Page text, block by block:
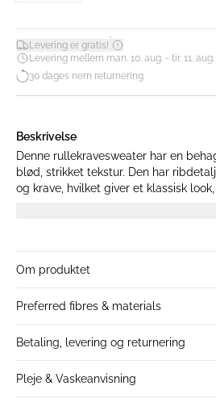
Levering er gratis!*
Levering mellem man. 10. aug. - tir. 11. aug.
30 dages nem returnering
Beskrivelse
Denne rullekravesweater har en
blød, strikket tekstur. Den har
og krave, hvilket giver et klassisk
Om produktet
Preferred fibres & materials
Betaling, levering og returnering
Pleje & Vaskeanvisning